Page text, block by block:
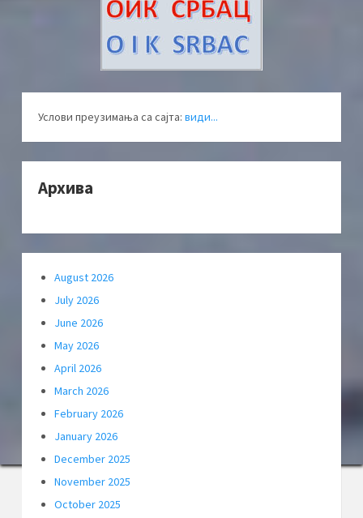
Услови преузимања са сајта: види...
Архива
August 2026
July 2026
June 2026
May 2026
April 2026
March 2026
February 2026
January 2026
December 2025
November 2025
October 2025